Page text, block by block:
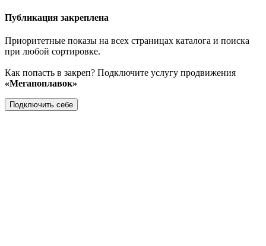
Публикация закреплена
Приоритетные показы на всех страницах каталога и поиска
при любой сортировке.
Как попасть в закреп? Подключите услугу продвижения
«Мегапоплавок»
Подключить себе